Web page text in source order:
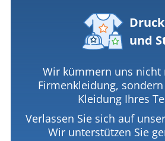
Druck
und
Wir kümmern uns nicht
Firmenkleidung,
Kleidung Ihres
Verlassen Sie sich auf
Wir unterstützen Sie